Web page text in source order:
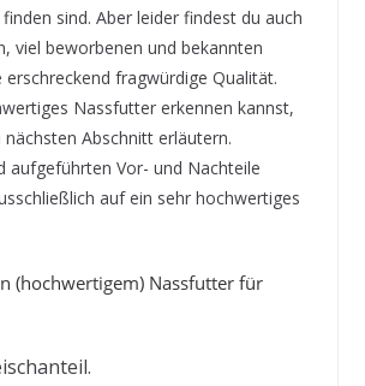
sind. Aber leider findest du auch
viel beworbenen und bekannten
fragwürdige Qualität.
Nassfutter erkennen kannst,
Abschnitt erläutern.
aufgeführten Vor- und Nachteile
auf ein sehr hochwertiges
(hochwertigem) Nassfutter für